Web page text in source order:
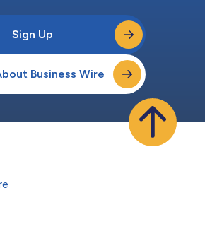
Sign Up
Business Wire